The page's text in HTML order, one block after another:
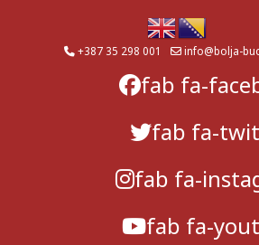
+387 35 298 001 info@bolja-
fab fa-
fab fa-
fab fa-
fab fa-